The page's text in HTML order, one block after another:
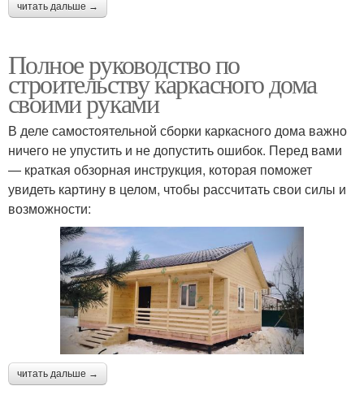
читать дальше →
Полное руководство по
строительству каркасного дома
своими руками
В деле самостоятельной сборки каркасного дома важно
ничего не упустить и не допустить ошибок. Перед вами
— краткая обзорная инструкция, которая поможет
увидеть картину в целом, чтобы рассчитать свои силы и
возможности:
читать дальше →